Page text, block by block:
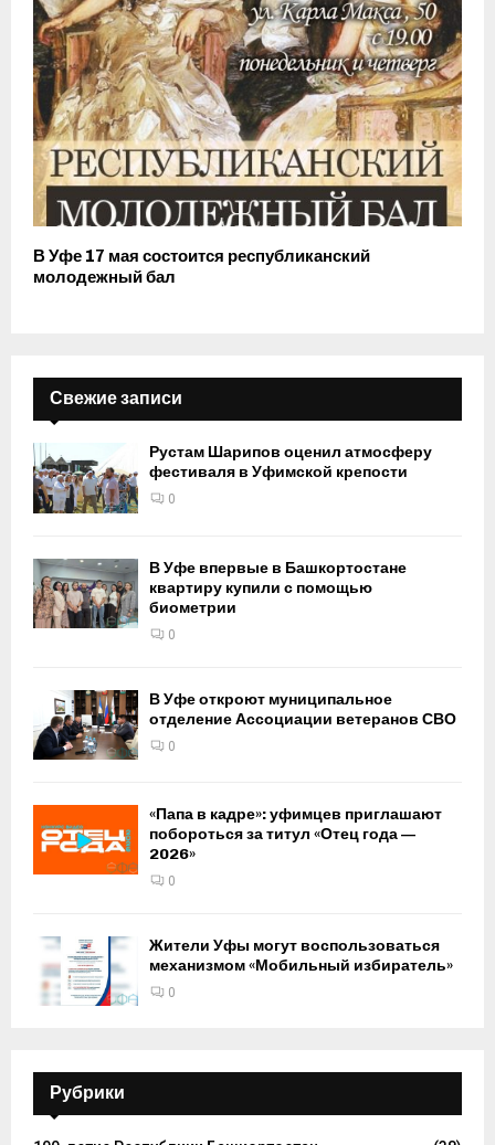
В Уфе 17 мая состоится республиканский
молодежный бал
Свежие записи
Рустам Шарипов оценил атмосферу
фестиваля в Уфимской крепости
0
В Уфе впервые в Башкортостане
квартиру купили с помощью
биометрии
0
В Уфе откроют муниципальное
отделение Ассоциации ветеранов СВО
0
«Папа в кадре»: уфимцев приглашают
побороться за титул «Отец года —
2026»
0
Жители Уфы могут воспользоваться
механизмом «Мобильный избиратель»
0
Рубрики